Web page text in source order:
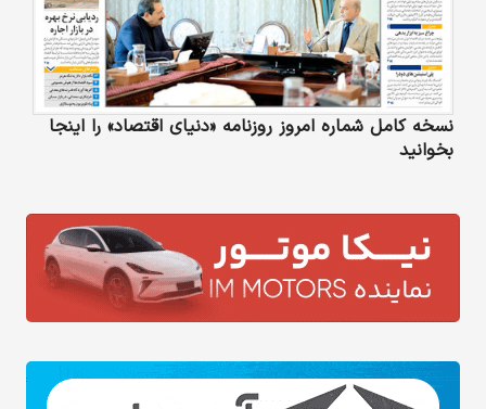
نسخه کامل شماره امروز روزنامه «دنیای‌ اقتصاد» را اینجا
بخوانید